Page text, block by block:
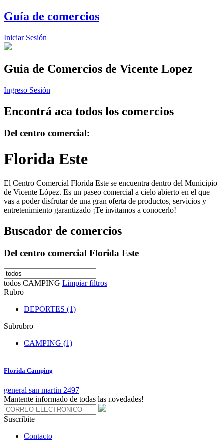
Guía de comercios
Iniciar Sesión
Guia de Comercios de Vicente Lopez
Ingreso Sesión
Encontrá aca todos los comercios
Del centro comercial:
Florida Este
El Centro Comercial Florida Este se encuentra dentro del Municipio
de Vicente López. Es un paseo comercial a cielo abierto en el que
vas a poder disfrutar de una gran oferta de productos, servicios y
entretenimiento garantizado ¡Te invitamos a conocerlo!
Buscador de comercios
Del centro comercial Florida Este
todos CAMPING Limpiar filtros
Rubro
DEPORTES (1)
Subrubro
CAMPING (1)
Florida Camping
general san martin 2497
Mantente informado de todas las novedades!
Suscribite
Contacto